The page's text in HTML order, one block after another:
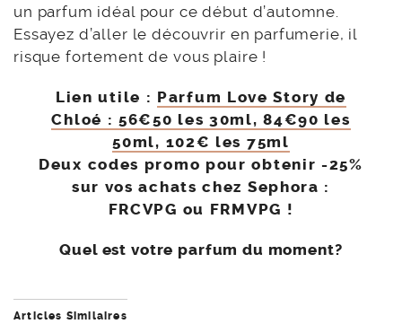
un parfum idéal pour ce début d’automne.
Essayez d’aller le découvrir en parfumerie, il
risque fortement de vous plaire !
Lien utile : Parfum Love Story de
Chloé : 56€50 les 30ml, 84€90 les
50ml, 102€ les 75ml
Deux codes promo pour obtenir -25%
sur vos achats chez Sephora :
FRCVPG ou FRMVPG !
Quel est votre parfum du moment?
Articles Similaires